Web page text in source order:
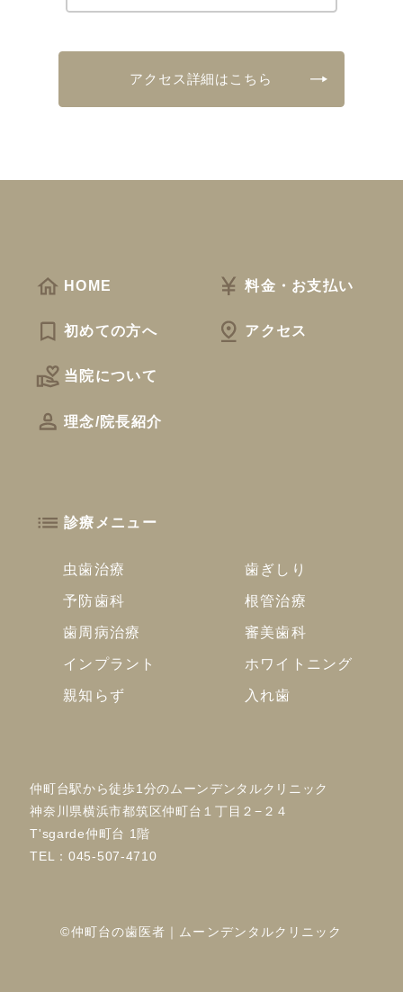
アクセス詳細はこちら
HOME
初めての方へ
当院について
理念/院長紹介
料金・お支払い
アクセス
診療メニュー
虫歯治療
歯ぎしり
予防歯科
根管治療
歯周病治療
審美歯科
インプラント
ホワイトニング
親知らず
入れ歯
仲町台駅から徒歩1分のムーンデンタルクリニック
神奈川県横浜市都筑区仲町台１丁目２−２４
T'sgarde仲町台 1階
TEL：045-507-4710
©仲町台の歯医者｜ムーンデンタルクリニック